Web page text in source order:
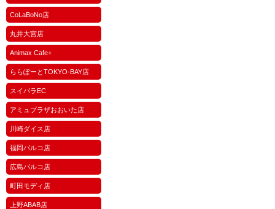
CoLaBoNo店
丸井大宮店
Animax Cafe+
ららぽーとTOKYO-BAY店
スイパラEC
アミュプラザおおいた店
川崎ダイス店
福岡パルコ店
広島パルコ店
町田モディ店
上野ABAB店